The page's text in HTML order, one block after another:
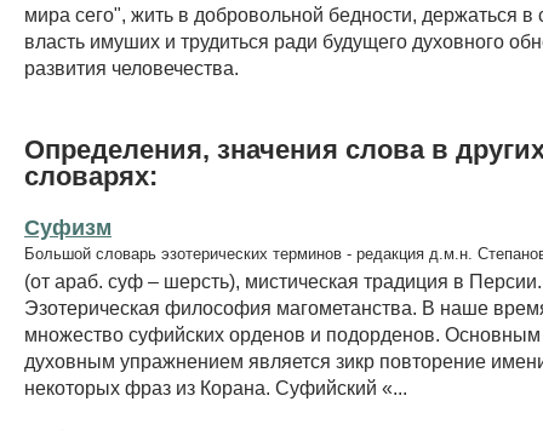
мира сего", жить в добровольной бедности, держаться в
власть имуших и трудиться ради будущего духовного
развития человечества.
Определения, значения слова в
словарях:
Суфизм
Большой словарь эзотерических терминов - редакция д.м.н.
(от араб. суф – шерсть), мистическая традиция в Персии.
Эзотерическая философия магометанства. В наше
множество суфийских орденов и подорденов.
духовным упражнением является зикр повторение
некоторых фраз из Корана. Суфийский «...